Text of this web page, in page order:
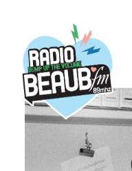
ACTUS